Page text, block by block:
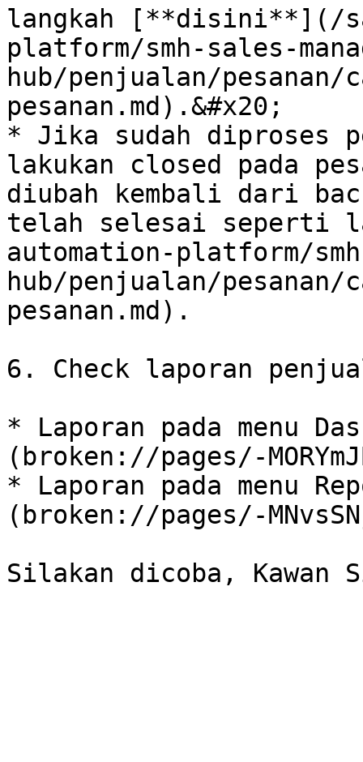
langkah [**disini**](/
platform/smh-sales-
hub/penjualan/
pesanan.md).&#x20;
* Jika sudah diproses
lakukan closed pada
diubah kembali dari
telah selesai seperti
automation-platform/
hub/penjualan/pesanan/
pesanan.md).
6. Check laporan
* Laporan pada menu
(broken://pages/-
* Laporan pada
(broken://pages/-